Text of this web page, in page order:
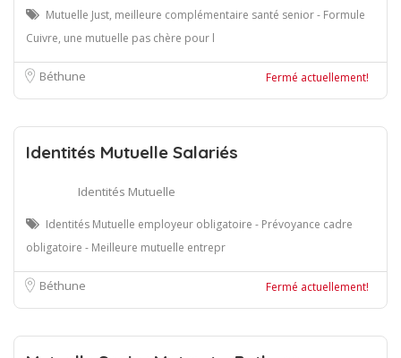
Mutuelle Just, meilleure complémentaire santé senior - Formule
Cuivre, une mutuelle pas chère pour l
Béthune Fermé actuellement!
Identités Mutuelle Salariés
Identités Mutuelle
Identités Mutuelle employeur obligatoire - Prévoyance cadre
obligatoire - Meilleure mutuelle entrepr
Béthune Fermé actuellement!